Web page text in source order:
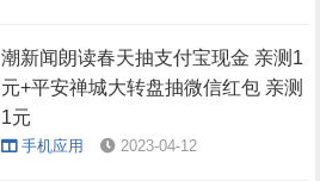
潮新闻朗读春天抽支付宝现金 亲测1
元+平安禅城大转盘抽微信红包 亲测
1元
手机应用 2023-04-12